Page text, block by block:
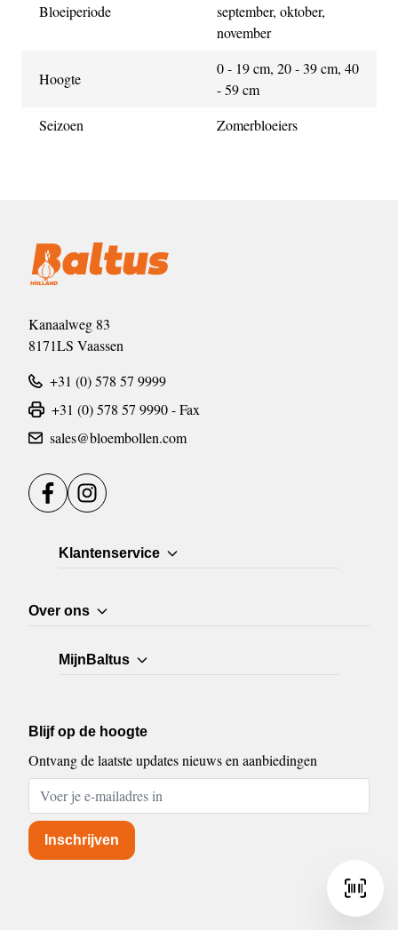
Bloeiperiode
september, oktober,
november
Hoogte
0 - 19 cm, 20 - 39 cm, 40
- 59 cm
Seizoen
Zomerbloeiers
Kanaalweg 83
8171LS Vaassen
+31 (0) 578 57 9999
+31 (0) 578 57 9990 - Fax
sales@bloembollen.com
FacebookInstagram
Klantenservice
Over ons
MijnBaltus
Blijf op de hoogte
Ontvang de laatste updates nieuws en aanbiedingen
E-mailadres
Inschrijven